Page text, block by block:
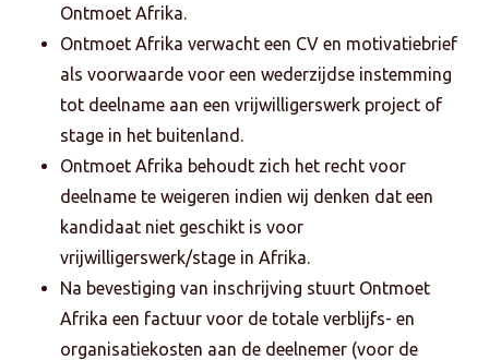
Ontmoet Afrika.
Ontmoet Afrika verwacht een CV en motivatiebrief
als voorwaarde voor een wederzijdse instemming
tot deelname aan een vrijwilligerswerk project of
stage in het buitenland.
Ontmoet Afrika behoudt zich het recht voor
deelname te weigeren indien wij denken dat een
kandidaat niet geschikt is voor
vrijwilligerswerk/stage in Afrika.
Na bevestiging van inschrijving stuurt Ontmoet
Afrika een factuur voor de totale verblijfs- en
organisatiekosten aan de deelnemer (voor de